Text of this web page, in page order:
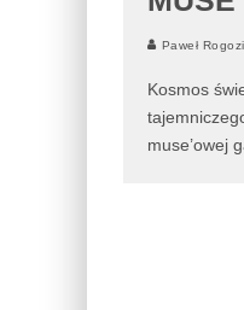
Paweł
Kosmos
muse’owej